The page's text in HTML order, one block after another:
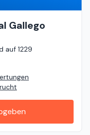
Gallego
auf 1229